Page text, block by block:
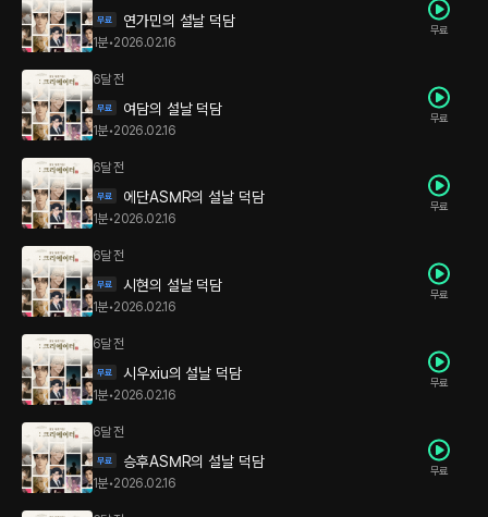
연가민의 설날 덕담
1분•2026.02.16
무료
6달 전
여담의 설날 덕담
1분•2026.02.16
무료
6달 전
에단ASMR의 설날 덕담
1분•2026.02.16
무료
6달 전
시현의 설날 덕담
1분•2026.02.16
무료
6달 전
시우xiu의 설날 덕담
1분•2026.02.16
무료
6달 전
승후ASMR의 설날 덕담
1분•2026.02.16
무료